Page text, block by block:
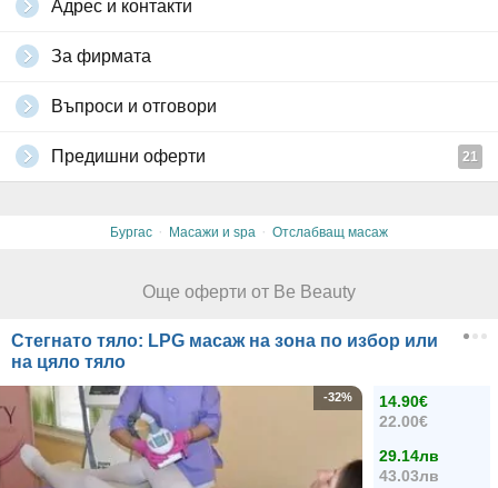
Адрес и контакти
За фирмата
Въпроси и отговори
Предишни оферти 21
Бургас · Масажи и spa · Отслабващ масаж
Още оферти от Be Beauty
Стегнато тяло: LPG масаж на зона по избор или
на цяло тяло
14.90€
22.00€
29.14лв
43.03лв
-32%